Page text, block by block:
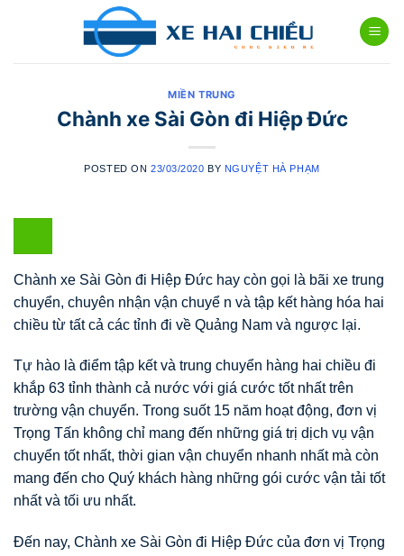
MIỀN TRUNG
Chành xe Sài Gòn đi Hiệp Đức
POSTED ON 23/03/2020 BY NGUYỆT HÀ PHẠM
Chành xe Sài Gòn đi Hiệp Đức hay còn gọi là bãi xe trung
chuyển, chuyên nhận vận chuyể n và tập kết hàng hóa hai
chiều từ tất cả các tỉnh đi về Quảng Nam và ngược lại.
Tự hào là điểm tập kết và trung chuyển hàng hai chiều đi
khắp 63 tỉnh thành cả nước với giá cước tốt nhất trên
trường vận chuyển. Trong suốt 15 năm hoạt động, đơn vị
Trọng Tấn không chỉ mang đến những giá trị dịch vụ vận
chuyển tốt nhất, thời gian vận chuyển nhanh nhất mà còn
mang đến cho Quý khách hàng những gói cước vận tải tốt
nhất và tối ưu nhất.
Đến nay, Chành xe Sài Gòn đi Hiệp Đức của đơn vị Trọng